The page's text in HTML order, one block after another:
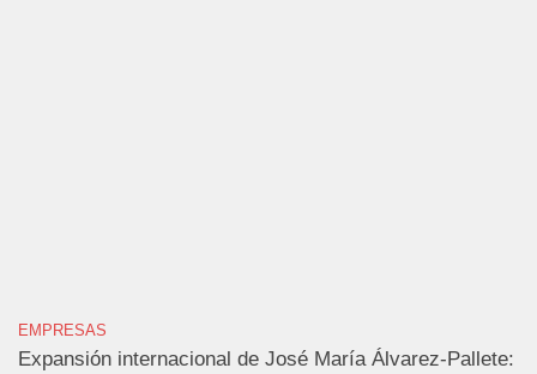
EMPRESAS
Expansión internacional de José María Álvarez-Pallete: